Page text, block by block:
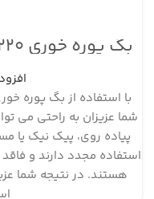
شما عزیزان به راحتی می
پیاده روی، پیک نیک یا
هستند. در نتیجه شما